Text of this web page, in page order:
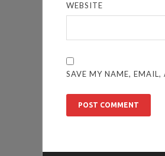
WEBSITE
SAVE MY NAME,